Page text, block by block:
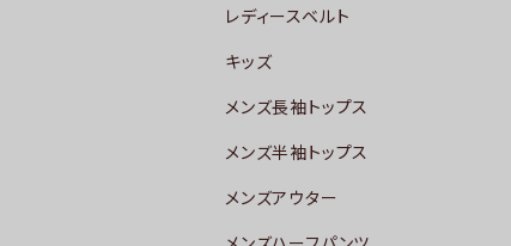
レディースベルト
キッズ
メンズ長袖トップス
メンズ半袖トップス
メンズアウター